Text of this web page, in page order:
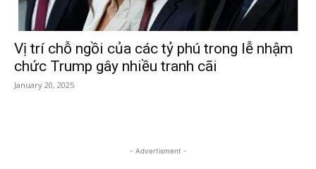
Vị trí chỗ ngồi của các tỷ phú trong lễ nhậm
chức Trump gây nhiều tranh cãi
January 20, 2025
- Advertisment -